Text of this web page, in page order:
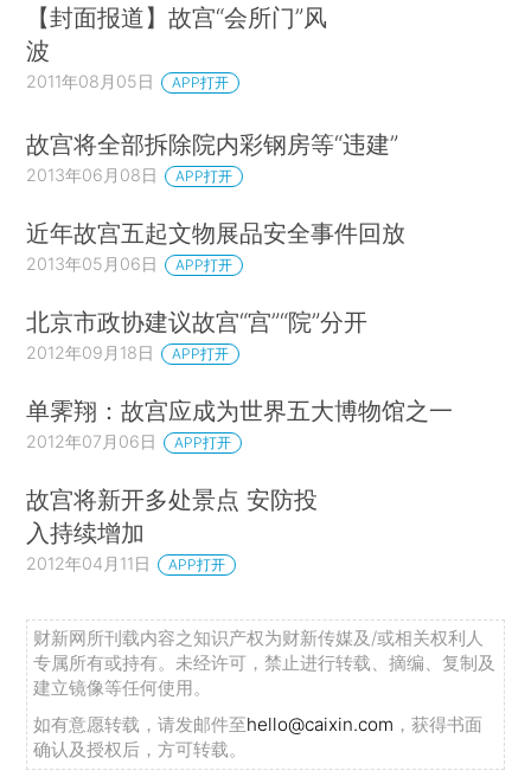
【封面报道】故宫“会所门”风
波
2011年08月05日 APP打开
故宫将全部拆除院内彩钢房等“违建”
2013年06月08日 APP打开
近年故宫五起文物展品安全事件回放
2013年05月06日 APP打开
北京市政协建议故宫“宫”“院”分开
2012年09月18日 APP打开
单霁翔：故宫应成为世界五大博物馆之一
2012年07月06日 APP打开
故宫将新开多处景点 安防投
入持续增加
2012年04月11日 APP打开
财新网所刊载内容之知识产权为财新传媒及/或相关权利人
专属所有或持有。未经许可，禁止进行转载、摘编、复制及
建立镜像等任何使用。
如有意愿转载，请发邮件至hello@caixin.com ，获得书面
确认及授权后，方可转载。